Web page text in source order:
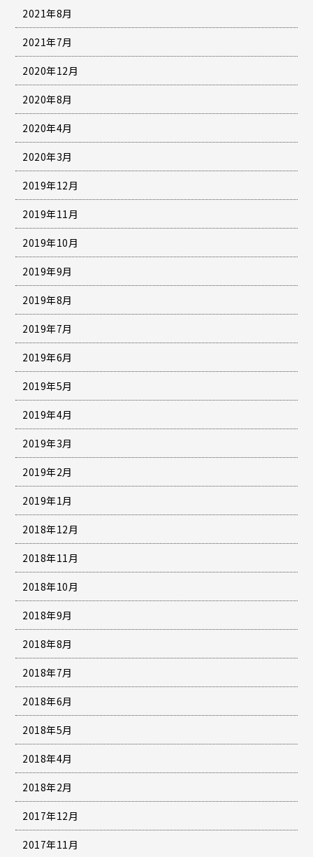
2021年8月
2021年7月
2020年12月
2020年8月
2020年4月
2020年3月
2019年12月
2019年11月
2019年10月
2019年9月
2019年8月
2019年7月
2019年6月
2019年5月
2019年4月
2019年3月
2019年2月
2019年1月
2018年12月
2018年11月
2018年10月
2018年9月
2018年8月
2018年7月
2018年6月
2018年5月
2018年4月
2018年2月
2017年12月
2017年11月